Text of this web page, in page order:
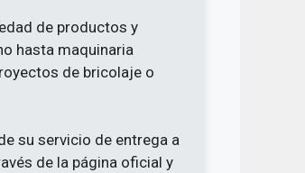
de productos y
hasta maquinaria
de bricolaje o
su servicio de entrega a
de la página oficial y